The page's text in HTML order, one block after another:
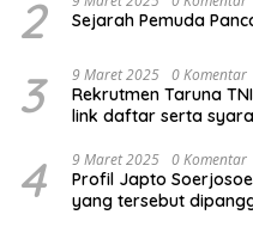
2 Sejarah Pemuda
3 9 Maret 2025 0 Komentar
Rekrutmen Taruna
link daftar serta
4 9 Maret 2025 0 Komentar
Profil Japto
yang tersebut